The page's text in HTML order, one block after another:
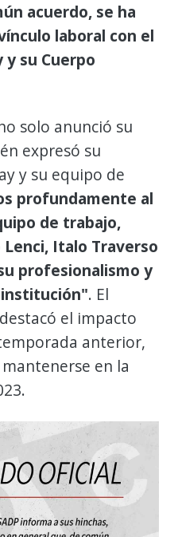
acuerdo, se ha
laboral con el
su Cuerpo
solo anunció su
expresó su
y su equipo de
profundamente al
de trabajo,
Italo Traverso
profesionalismo y
. El
el impacto
anterior,
en la